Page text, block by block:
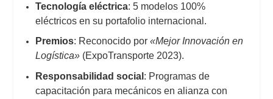
Tecnología eléctrica: 5 modelos 100%
eléctricos en su portafolio internacional.
Premios: Reconocido por«Mejor Innovación en
Logística» (ExpoTransporte 2023).
Responsabilidad social : Programas de
capacitación para mecánicos en alianza con